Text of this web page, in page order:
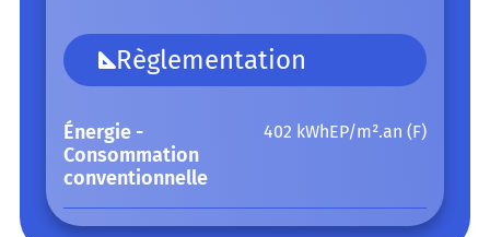
Règlementation
Énergie -
Consommation
conventionnelle
402 kWhEP/m².an (F)